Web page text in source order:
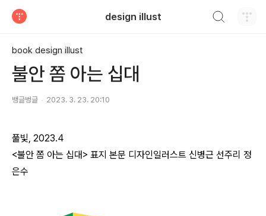
design illust
book design illust
불안 쫌 아는 십대
뱅글벙글 2023. 3. 23. 20:10
풀빛, 2023.4
<불안 쫌 아는 십대> 표지 본문 디자인일러스트 신병근 선주리 정
은수